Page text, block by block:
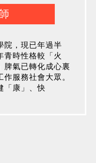
院，現已年過半
青時性格較「火
脾氣已轉化成心裏
作服務社會大眾。
「康」、快